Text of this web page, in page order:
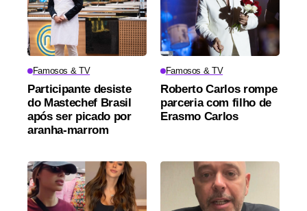
Famosos & TV
Participante desiste
do Mastechef Brasil
após ser picado por
aranha-marrom
Famosos & TV
Roberto Carlos rompe
parceria com filho de
Erasmo Carlos